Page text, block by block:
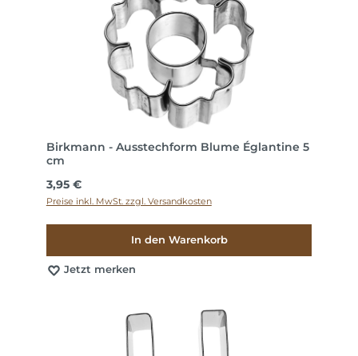
Birkmann - Ausstechform Blume Églantine 5
cm
Regulärer Preis:
3,95 €
Preise inkl. MwSt. zzgl. Versandkosten
In den Warenkorb
Jetzt merken